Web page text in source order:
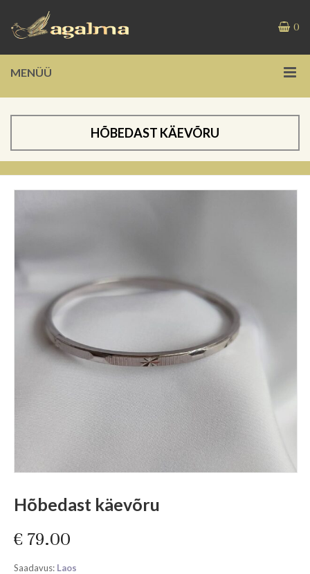
0
MENÜÜ
HÕBEDAST KÄEVÕRU
Hõbedast käevõru
€ 79.00
Saadavus: Laos